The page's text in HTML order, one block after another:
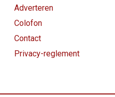
Adverteren
Colofon
Contact
Privacy-reglement